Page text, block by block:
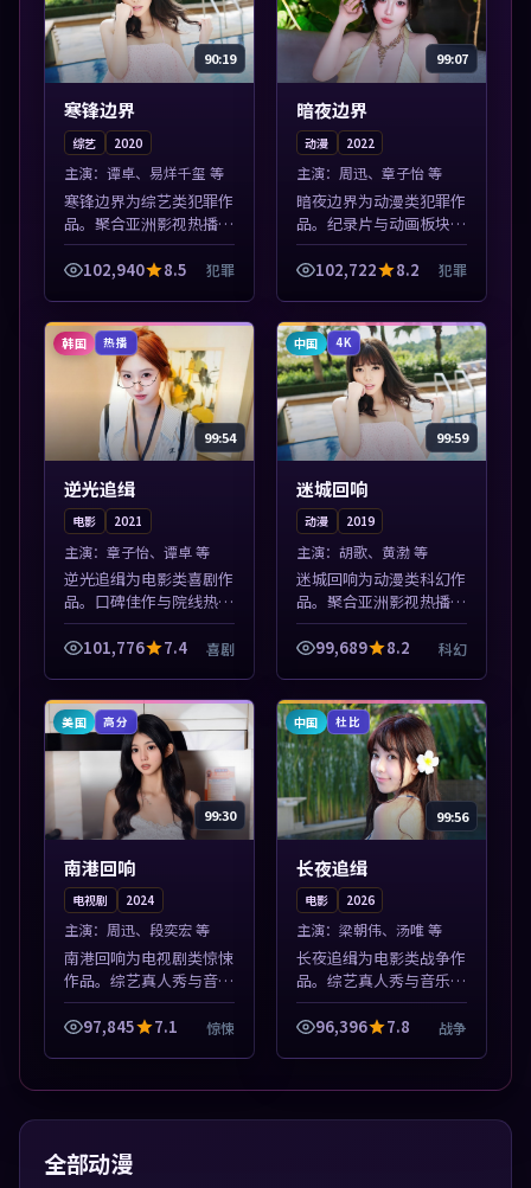
90:19
寒锋边界
综艺 2020
主演： 谭卓、易烊千玺 等
寒锋边界为综艺类犯罪作
品。聚合亚洲影视热播内
容，高清免费在线观看，
适合手机与电脑一站式追
凑，值得加入片...
102,940 8.5 犯罪
99:07
暗夜边界
动漫 2022
主演： 周迅、章子怡 等
暗夜边界为动漫类犯罪作
品。纪录片与动画板块同
步更新，亚洲影视一站式
导览，支持关键词检索片
凑，值得加入片...
102,722 8.2 犯罪
韩国 热播
99:54
逆光追缉
电影 2021
主演： 章子怡、谭卓 等
逆光追缉为电影类喜剧作
品。口碑佳作与院线热映
精选，高清免费在线资
源，多端适配随时观看。
得加入片单。
101,776 7.4 喜剧
中国 4K
99:59
迷城回响
动漫 2019
主演： 胡歌、黄渤 等
迷城回响为动漫类科幻作
品。聚合亚洲影视热播内
容，高清免费在线观看，
适合手机与电脑一站式追
凑，值得加入片...
99,689 8.2 科幻
美国 高分
99:30
南港回响
电视剧 2024
主演： 周迅、段奕宏 等
南港回响为电视剧类惊悚
作品。综艺真人秀与音乐
现场收录，亚洲影视平台
每日上新，轻松发现好
凑，值得加入片单...
97,845 7.1 惊悚
中国 杜比
99:56
长夜追缉
电影 2026
主演： 梁朝伟、汤唯 等
长夜追缉为电影类战争作
品。综艺真人秀与音乐现
场收录，亚洲影视平台每
日上新，轻松发现好片。
得加入片单。
96,396 7.8 战争
全部动漫